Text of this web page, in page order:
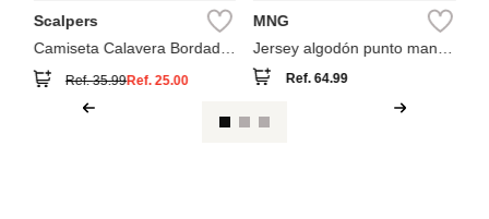
Scalpers
Camiseta Calavera Bordada
Ref.35.99Ref.25.00
MNG
Jersey algodón punto manga
corta
Ref.64.99